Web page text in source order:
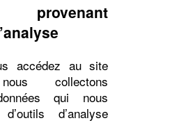
provenant
accédez au site
collectons
qui nous
d’analyse